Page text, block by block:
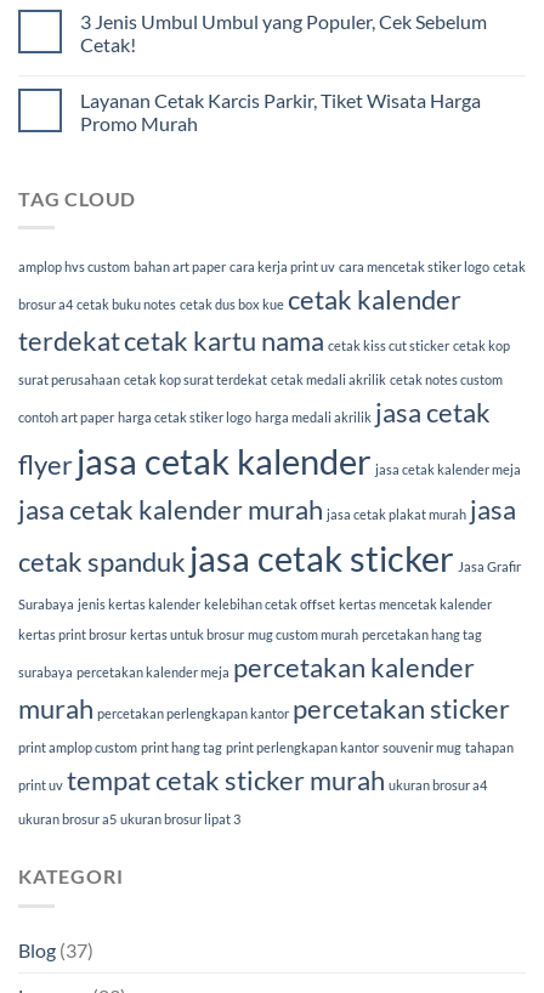
3 Jenis Umbul Umbul yang Populer, Cek Sebelum
Cetak!
Layanan Cetak Karcis Parkir, Tiket Wisata Harga
Promo Murah
TAG CLOUD
amplop hvs custom bahan art paper cara kerja print uv cara mencetak stiker logo cetak
brosur a4 cetak buku notes cetak dus box kue cetak kalender
terdekatcetak kartu nama cetak kiss cut sticker cetak kop
surat perusahaan cetak kop surat terdekat cetak medali akrilik cetak notes custom
contoh art paper harga cetak stiker logo harga medali akrilik jasa cetak
flyerjasa cetak kalender jasa cetak kalender meja
jasa cetak kalender murah jasa cetak plakat murah jasa
cetak spanduk jasa cetak sticker Jasa Grafir
Surabaya jenis kertas kalender kelebihan cetak offset kertas mencetak kalender
kertas print brosur kertas untuk brosur mug custom murah percetakan hang tag
surabaya percetakan kalender meja percetakan kalender
murah percetakan perlengkapan kantor percetakan sticker
print amplop custom print hang tag print perlengkapan kantor souvenir mug tahapan
print uv tempat cetak sticker murah ukuran brosur a4
ukuran brosur a5 ukuran brosur lipat 3
KATEGORI
Blog (37)